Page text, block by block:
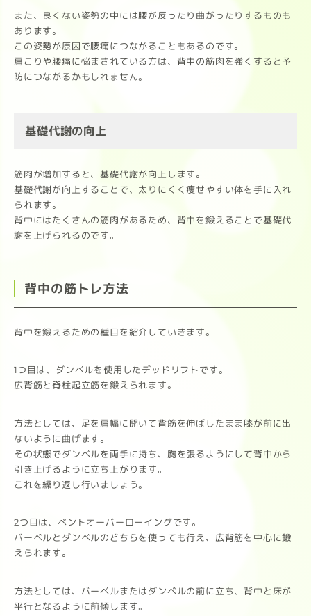
また、良くない姿勢の中には腰が反ったり曲がったりするものも
あります。
この姿勢が原因で腰痛につながることもあるのです。
肩こりや腰痛に悩まされている方は、背中の筋肉を強くすると予
防につながるかもしれません。
基礎代謝の向上
筋肉が増加すると、基礎代謝が向上します。
基礎代謝が向上することで、太りにくく痩せやすい体を手に入れ
られます。
背中にはたくさんの筋肉があるため、背中を鍛えることで基礎代
謝を上げられるのです。
背中の筋トレ方法
背中を鍛えるための種目を紹介していきます。
1つ目は、ダンベルを使用したデッドリフトです。
広背筋と脊柱起立筋を鍛えられます。
方法としては、足を肩幅に開いて背筋を伸ばしたまま膝が前に出
ないように曲げます。
その状態でダンベルを両手に持ち、胸を張るようにして背中から
引き上げるように立ち上がります。
これを繰り返し行いましょう。
2つ目は、ベントオーバーローイングです。
バーベルとダンベルのどちらを使っても行え、広背筋を中心に鍛
えられます。
方法としては、バーベルまたはダンベルの前に立ち、背中と床が
平行となるように前傾します。